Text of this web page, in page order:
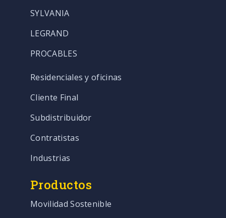
SYLVANIA
LEGRAND
PROCABLES
Residenciales y oficinas
Cliente Final
Subdistribuidor
Contratistas
Industrias
Productos
Movilidad Sostenible